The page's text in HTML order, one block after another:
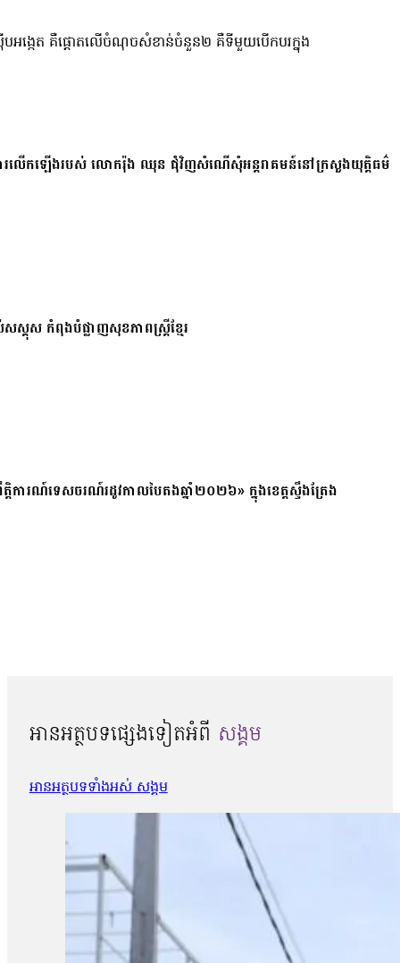
បអង្កេត គឺផ្តោតលើចំណុចសំខាន់ចំនួន២ គឺទីមួយបើកបរក្នុង
រលើកឡើងរបស់ លោករ៉ុង ឈុន ជុំវិញសំណើសុំអន្តរាគមន៍នៅក្រសួងយុត្តិធម៌
គុស កំពុងបំផ្លាញសុខភាពស្ត្រីខ្មែរ
ារណ៍ទេសចរណ៍រដូវកាលបៃតងឆ្នាំ២០២៦» ក្នុងខេត្តស្ទឹងត្រែង
អានអត្ថបទផ្សេងទៀតអំពី សង្គម
អានអត្ថបទទាំងអស់ សង្គម